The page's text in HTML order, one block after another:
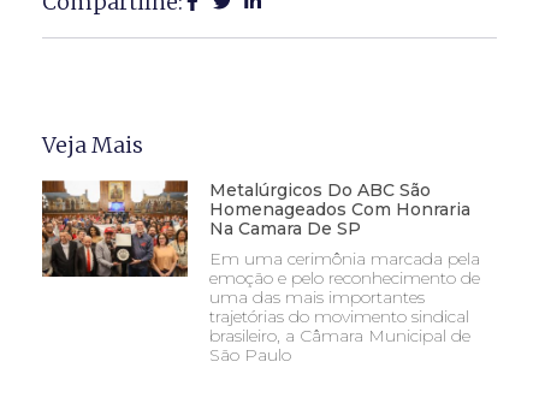
Veja Mais
Metalúrgicos Do ABC São
Homenageados Com Honraria
Na Camara De SP
Em uma cerimônia marcada pela
emoção e pelo reconhecimento de
uma das mais importantes
trajetórias do movimento sindical
brasileiro, a Câmara Municipal de
São Paulo